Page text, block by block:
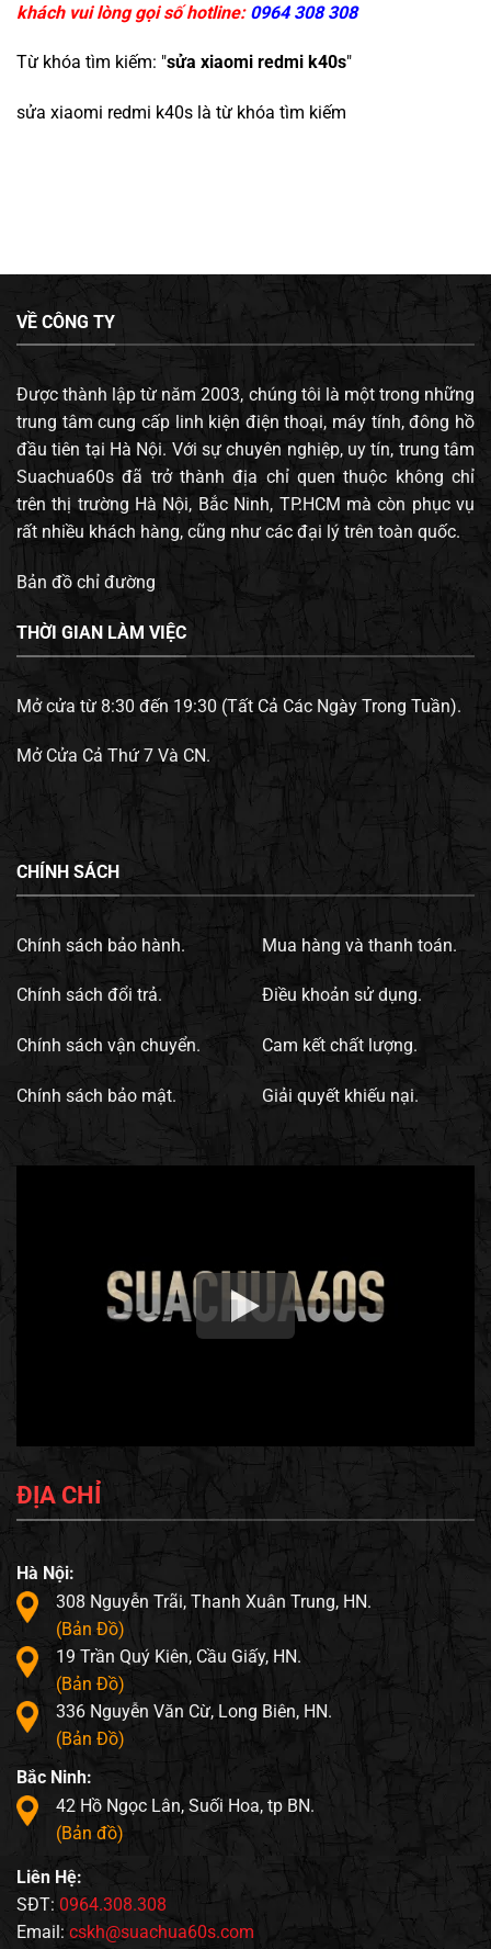
khách vui lòng gọi số hotline: 0964 308 308
Từ khóa tìm kiếm: "sửa xiaomi redmi k40s"
sửa xiaomi redmi k40s là từ khóa tìm kiếm
VỀ CÔNG TY
Được thành lập từ năm 2003, chúng tôi là một trong những
trung tâm cung cấp linh kiện điện thoại, máy tính, đông hồ
đầu tiên tại Hà Nội. Với sự chuyên nghiệp, uy tín, trung tâm
Suachua60s đã trở thành địa chỉ quen thuộc không chỉ
trên thị trường Hà Nội, Bắc Ninh, TP.HCM mà còn phục vụ
rất nhiều khách hàng, cũng như các đại lý trên toàn quốc.
Bản đồ chỉ đường
THỜI GIAN LÀM VIỆC
Mở cửa từ 8:30 đến 19:30 (Tất Cả Các Ngày Trong Tuần).
Mở Cửa Cả Thứ 7 Và CN.
CHÍNH SÁCH
Chính sách bảo hành.
Chính sách đổi trả.
Chính sách vận chuyển.
Chính sách bảo mật.
Mua hàng và thanh toán.
Điều khoản sử dụng.
Cam kết chất lượng.
Giải quyết khiếu nại.
ĐỊA CHỈ
Hà Nội:
308 Nguyễn Trãi, Thanh Xuân Trung, HN.
(Bản Đồ)
19 Trần Quý Kiên, Cầu Giấy, HN.
(Bản Đồ)
336 Nguyễn Văn Cừ, Long Biên, HN.
(Bản Đồ)
Bắc Ninh:
42 Hồ Ngọc Lân, Suối Hoa, tp BN.
(Bản đồ)
Liên Hệ:
SĐT: 0964.308.308
Email: cskh@suachua60s.com